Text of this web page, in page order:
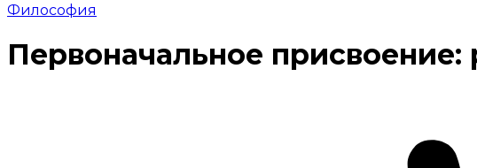
Философия
Первоначальное присвоение: